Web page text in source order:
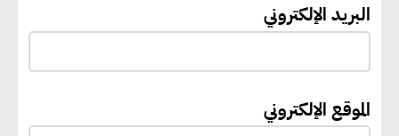
البريد الإلكتروني
الموقع الإلكتروني
“بي إس آر” في مشروعات الطاقة
جوجل تعلن إضافة 12 جيجاوات